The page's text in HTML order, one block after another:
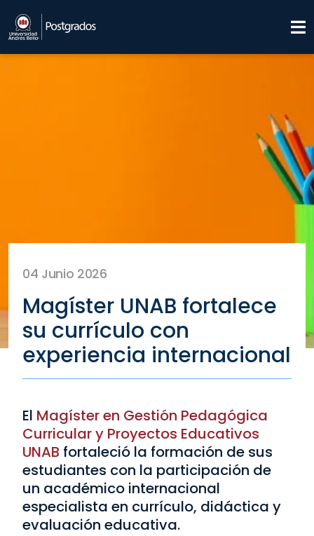
04 Junio 2026
Magíster UNAB fortalece
su currículo con
experiencia internacional
El Magíster en Gestión Pedagógica
Curricular y Proyectos Educativos
UNAB fortaleció la formación de sus
estudiantes con la participación de
un académico internacional
especialista en currículo, didáctica y
evaluación educativa.